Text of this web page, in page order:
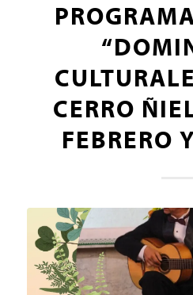
CERRO
FEBRERO